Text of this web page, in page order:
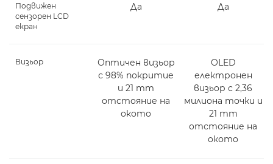
Подвижен
сензорен LCD
екран
Да Да
Визьор
Оптичен визьор
с 98% покритие
и 21 mm
отстояние на
окото
OLED
електронен
визьор с 2,36
милиона точки и
21 mm
отстояние на
окото